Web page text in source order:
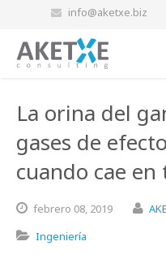
info@aketxe.biz
La orina del
gases de
cuando cae
febrero 08, 2019
Ingeniería